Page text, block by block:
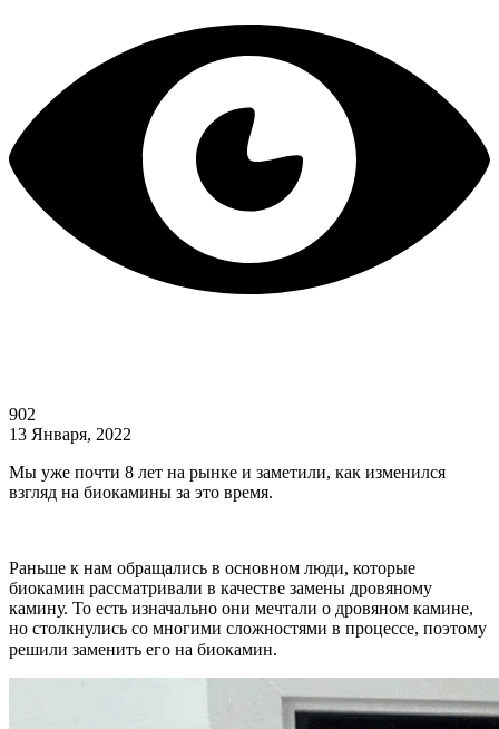
902
13 Января, 2022
Мы уже почти 8 лет на рынке и заметили, как изменился
взгляд на биокамины за это время.
Раньше к нам обращались в основном люди, которые
биокамин рассматривали в качестве замены дровяному
камину. То есть изначально они мечтали о дровяном камине,
но столкнулись со многими сложностями в процессе, поэтому
решили заменить его на биокамин. ⠀